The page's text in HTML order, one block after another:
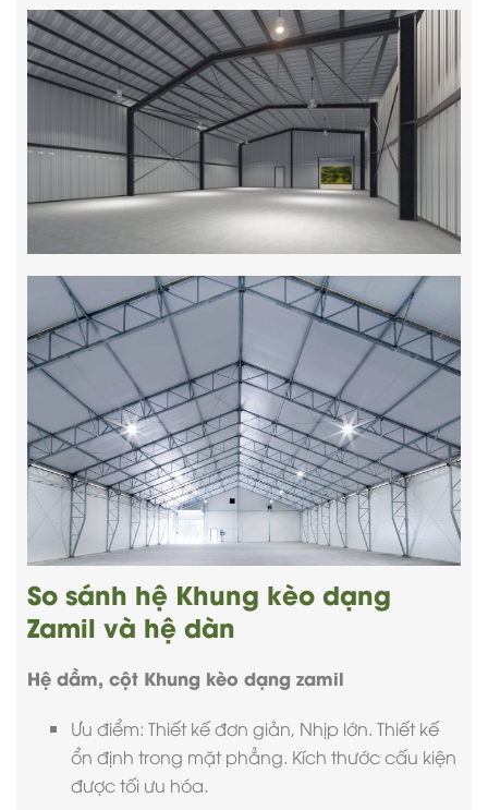
So sánh hệ Khung kèo dạng
Zamil và hệ dàn
Hệ dầm, cột Khung kèo dạng zamil
Ưu điểm: Thiết kế đơn giản, Nhịp lớn. Thiết kế
ổn định trong mặt phẳng. Kích thước cấu kiện
được tối ưu hóa.